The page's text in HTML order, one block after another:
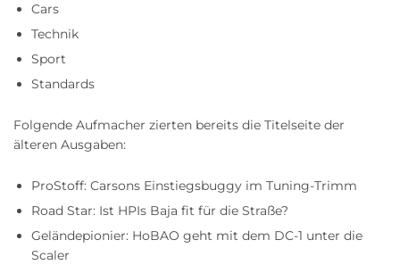
Cars
Technik
Sport
Standards
Folgende Aufmacher zierten bereits die Titelseite der
älteren Ausgaben:
ProStoff: Carsons Einstiegsbuggy im Tuning-Trimm
Road Star: Ist HPIs Baja fit für die Straße?
Geländepionier: HoBAO geht mit dem DC-1 unter die
Scaler